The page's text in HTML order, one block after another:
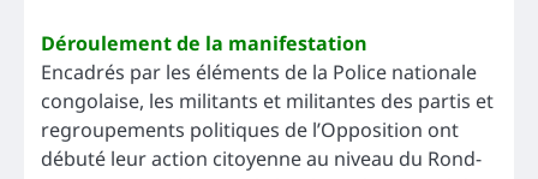
Déroulement de la manifestation
Encadrés par les éléments de la Police nationale
congolaise, les militants et militantes des partis et
regroupements politiques de l’Opposition ont
débuté leur action citoyenne au niveau du Rond-